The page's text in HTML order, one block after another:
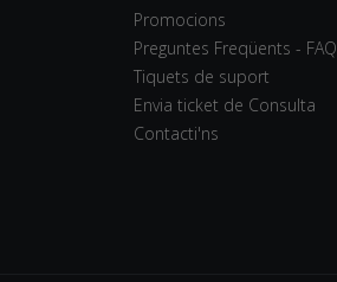
Promocions
Preguntes Freqüents - FAQ
Tiquets de suport
Envia ticket de Consulta
Contacti'ns